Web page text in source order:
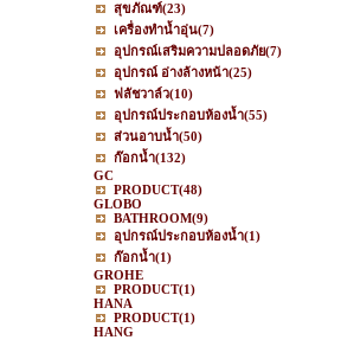
สุขภัณฑ์(23)
เครื่องทำน้ำอุ่น(7)
อุปกรณ์เสริมความปลอดภัย(7)
อุปกรณ์ อ่างล้างหน้า(25)
ฟลัชวาล์ว(10)
อุปกรณ์ประกอบห้องน้ำ(55)
ส่วนอาบน้ำ(50)
ก๊อกน้ำ(132)
GC
PRODUCT(48)
GLOBO
BATHROOM(9)
อุปกรณ์ประกอบห้องน้ำ(1)
ก๊อกน้ำ(1)
GROHE
PRODUCT(1)
HANA
PRODUCT(1)
HANG